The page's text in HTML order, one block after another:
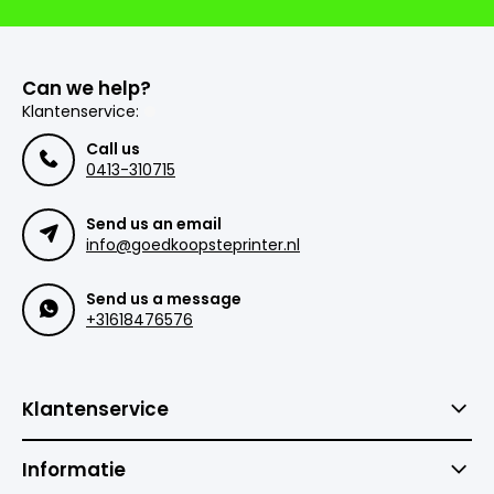
Can we help?
Klantenservice:
Call us
0413-310715
Send us an email
info@goedkoopsteprinter.nl
Send us a message
+31618476576
Klantenservice
Informatie